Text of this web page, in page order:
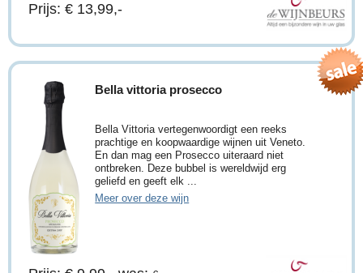
Prijs: € 13,99,-
Bella vittoria prosecco
Bella Vittoria vertegenwoordigt een reeks
prachtige en koopwaardige wijnen uit Veneto.
En dan mag een Prosecco uiteraard niet
ontbreken. Deze bubbel is wereldwijd erg
geliefd en geeft elk ...
Meer over deze wijn